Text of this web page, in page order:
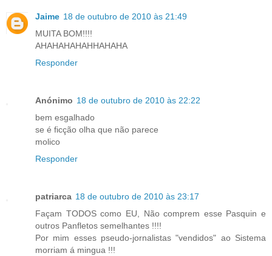
Jaime 18 de outubro de 2010 às 21:49
MUITA BOM!!!!
AHAHAHAHAHHAHAHA
Responder
Anónimo 18 de outubro de 2010 às 22:22
bem esgalhado
se é ficção olha que não parece
molico
Responder
patriarca 18 de outubro de 2010 às 23:17
Façam TODOS como EU, Não comprem esse Pasquin e
outros Panfletos semelhantes !!!!
Por mim esses pseudo-jornalistas "vendidos" ao Sistema
morriam á mingua !!!